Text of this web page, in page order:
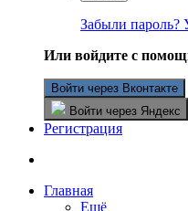
Забыли пароль?
Или войдите с
Войти через Вконтакте
Войти через Яндекс
Регистрация
Главная
Ещё